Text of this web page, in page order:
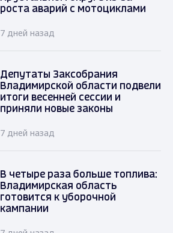
роста аварий с мотоциклами
7 дней назад
Депутаты Заксобрания
Владимирской области подвели
итоги весенней сессии и
приняли новые законы
7 дней назад
В четыре раза больше топлива:
Владимирская область
готовится к уборочной
кампании